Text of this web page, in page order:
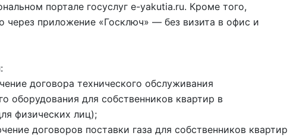
портале госуслуг e-yakutia.ru. Кроме того,
через приложение «Госключ» — без визита в офис и
договора технического обслуживания
оборудования для собственников квартир в
физических лиц);
договоров поставки газа для собственников квартир